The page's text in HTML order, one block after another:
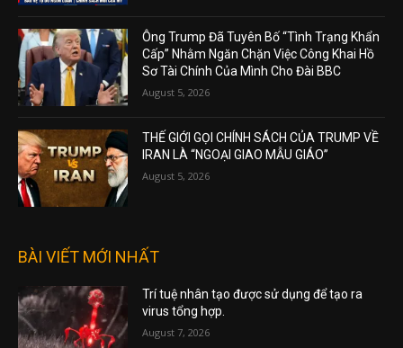
Ông Trump Đã Tuyên Bố “Tình Trạng Khẩn
Cấp” Nhằm Ngăn Chặn Việc Công Khai Hồ
Sơ Tài Chính Của Mình Cho Đài BBC
August 5, 2026
THẾ GIỚI GỌI CHÍNH SÁCH CỦA TRUMP VỀ
IRAN LÀ “NGOẠI GIAO MẪU GIÁO”
August 5, 2026
BÀI VIẾT MỚI NHẤT
Trí tuệ nhân tạo được sử dụng để tạo ra
virus tổng hợp.
August 7, 2026